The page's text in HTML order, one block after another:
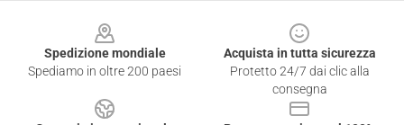
Spedizione mondiale
Spediamo in oltre 200 paesi
Acquista in tutta sicurezza
Protetto 24/7 dai clic alla
consegna